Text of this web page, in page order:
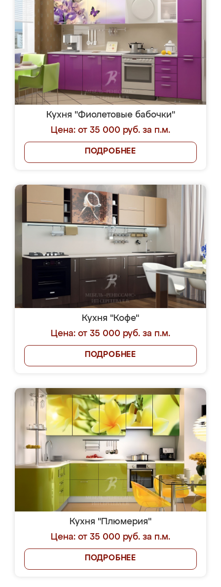
Кухня "Фиолетовые бабочки"
Цена: от 35 000 руб. за п.м.
ПОДРОБНЕЕ
Кухня "Кофе"
Цена: от 35 000 руб. за п.м.
ПОДРОБНЕЕ
Кухня "Плюмерия"
Цена: от 35 000 руб. за п.м.
ПОДРОБНЕЕ